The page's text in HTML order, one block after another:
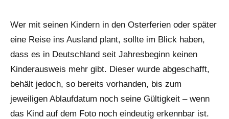
Wer mit seinen Kindern in den Osterferien oder später
eine Reise ins Ausland plant, sollte im Blick haben,
dass es in Deutschland seit Jahresbeginn keinen
Kinderausweis mehr gibt. Dieser wurde abgeschafft,
behält jedoch, so bereits vorhanden, bis zum
jeweiligen Ablaufdatum noch seine Gültigkeit – wenn
das Kind auf dem Foto noch eindeutig erkennbar ist.